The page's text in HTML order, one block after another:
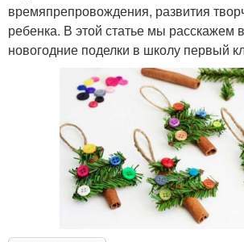
времяпрепровождения, развития
ребенка. В этой статье мы расскажем
новогодние поделки в школу первый